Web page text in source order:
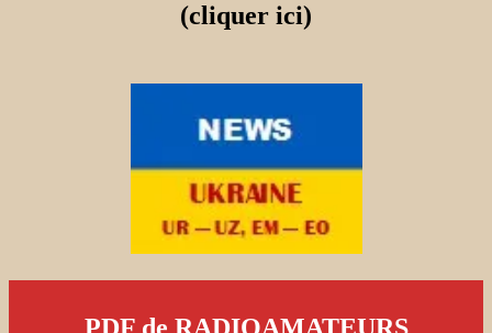
(cliquer ici)